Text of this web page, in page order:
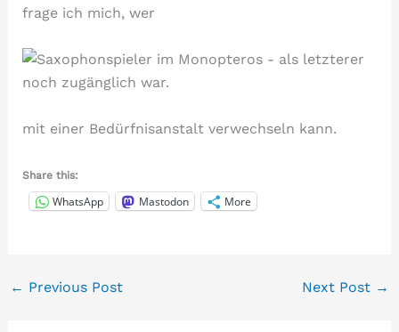
frage ich mich, wer
mit einer Bedürfnisanstalt verwechseln kann.
Share this:
WhatsApp Mastodon More
← Previous Post Next Post →